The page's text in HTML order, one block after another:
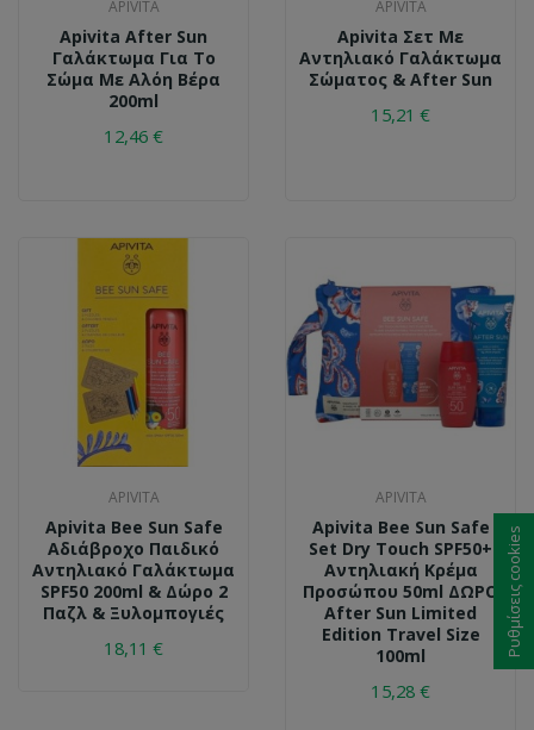
APIVITA
Apivita After Sun
Γαλάκτωμα Για Το
Σώμα Με Αλόη Βέρα
200ml
12,46 €
APIVITA
Apivita Σετ Με
Αντηλιακό Γαλάκτωμα
Σώματος & After Sun
15,21 €
APIVITA
Apivita Bee Sun Safe
Αδιάβροχο Παιδικό
Αντηλιακό Γαλάκτωμα
SPF50 200ml & Δώρο 2
Παζλ & Ξυλομπογιές
18,11 €
APIVITA
Apivita Bee Sun Safe
Set Dry Touch SPF50+
Αντηλιακή Κρέμα
Προσώπου 50ml ΔΩΡΟ
After Sun Limited
Edition Travel Size
100ml
15,28 €
Ρυθμίσεις cookies